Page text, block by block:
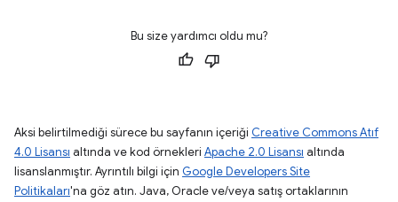
Bu size yardımcı oldu mu?
Aksi belirtilmediği sürece bu sayfanın içeriği Creative Commons Atıf
4.0 Lisansı altında ve kod örnekleri Apache 2.0 Lisansı altında
lisanslanmıştır. Ayrıntılı bilgi için Google Developers Site
Politikaları'na göz atın. Java, Oracle ve/veya satış ortaklarının